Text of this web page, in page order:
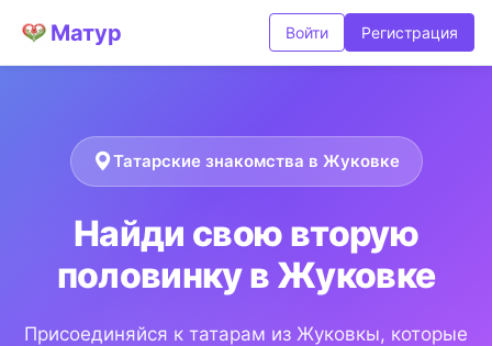
Матур Войти Регистрация
Татарские знакомства в Жуковке
Найди свою вторую
половинку в Жуковке
Присоединяйся к татарам из Жуковкы, которые